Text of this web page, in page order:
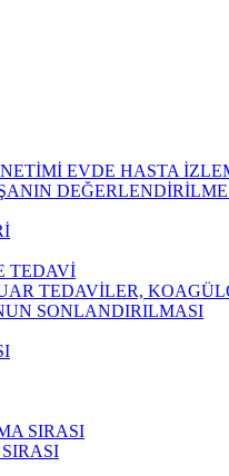
EVDE HASTA
TEDAVİ
TEDAVİLER,
SONLANDIRILMASI
SIRASI